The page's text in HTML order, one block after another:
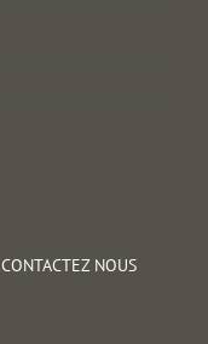
CONTACTEZ NOUS